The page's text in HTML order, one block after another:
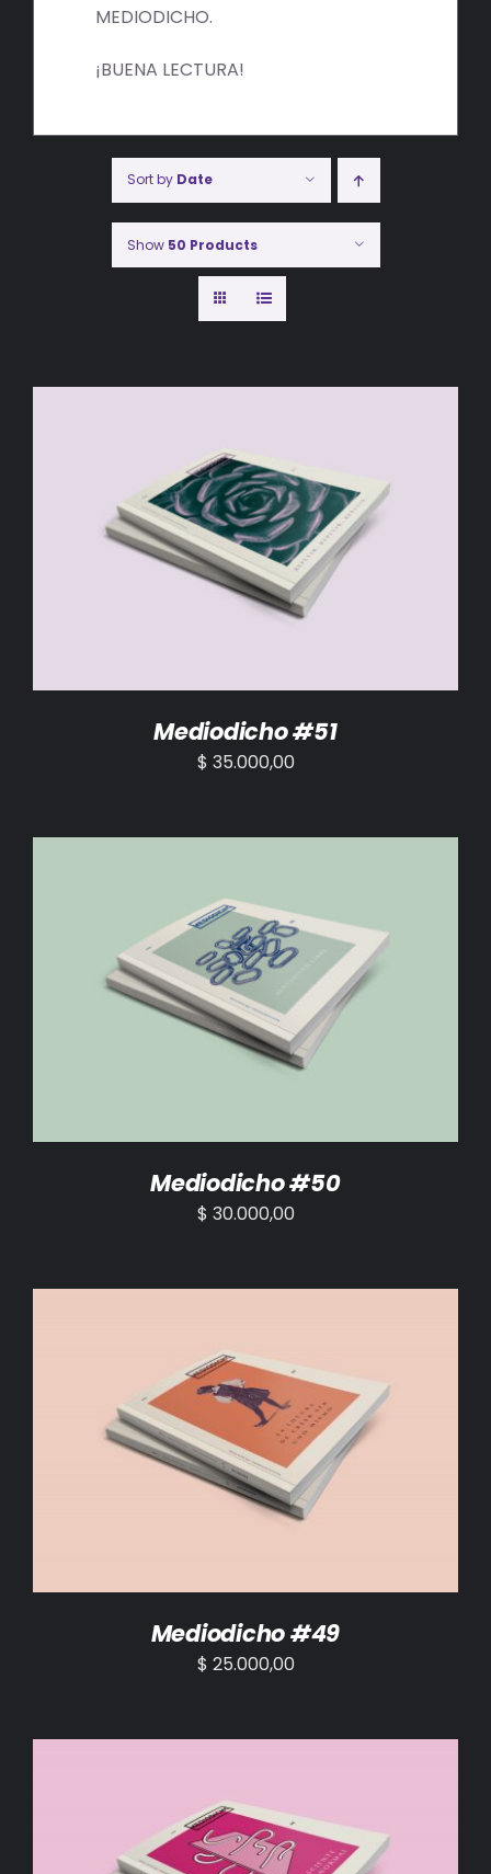
MEDIODICHO.
¡BUENA LECTURA!
Sort by Date
Show 50 Products
AÑADIR AL CARRITO / DETALLES
Mediodicho #51
$ 35.000,00
AÑADIR AL CARRITO DETALLES
Mediodicho #50
$ 30.000,00
AÑADIR AL CARRITO / DETALLES
Mediodicho #49
$ 25.000,00